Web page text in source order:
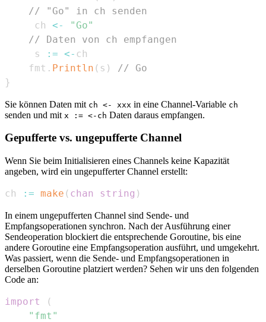
// "Go" in ch senden
	 ch
<-
"Go"
// Daten von ch empfangen
	 s
:= <-
	fmt
. Println ( s )
// Go
}
Sie können Daten mit ch <- xxx in eine Channel-Variable ch
senden und mit x := <-ch Daten daraus empfangen.
Gepufferte vs. ungepufferte Channel
Wenn Sie beim Initialisieren eines Channels keine Kapazität
angeben, wird ein ungepufferter Channel erstellt:
ch := make ( chan string )
In einem ungepufferten Channel sind Sende- und
Empfangsoperationen synchron. Nach der Ausführung einer
Sendeoperation blockiert die entsprechende Goroutine, bis eine
andere Goroutine eine Empfangsoperation ausführt, und umgekehrt.
Was passiert, wenn die Sende- und Empfangsoperationen in
derselben Goroutine platziert werden? Sehen wir uns den folgenden
Code an:
import
(
"fmt"